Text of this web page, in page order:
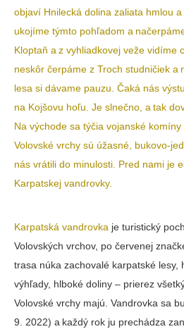
objaví Hnilecká dolina zaliata hmlou
ukojíme týmto pohľadom a
Kloptaň a z vyhliadkovej veže vidíme
neskôr čerpáme z Troch studničiek a
lesa si dávame pauzu. Čaká nás
na Kojšovu hoľu. Je slnečno, a tak
Na východe sa týčia vojanské komíny
Volovské vrchy sú úžasné, bukovo-
nás vrátili do minulosti. Pred nami je
Karpatskej vandrovky.
Karpatská vandrovka je turistický
Volovských vrchov, po červenej
trasa núka zachovalé karpatské lesy,
výhľady, hlboké doliny – prierez
Volovské vrchy majú. Vandrovka sa
9. 2022) a každý rok ju prechádza